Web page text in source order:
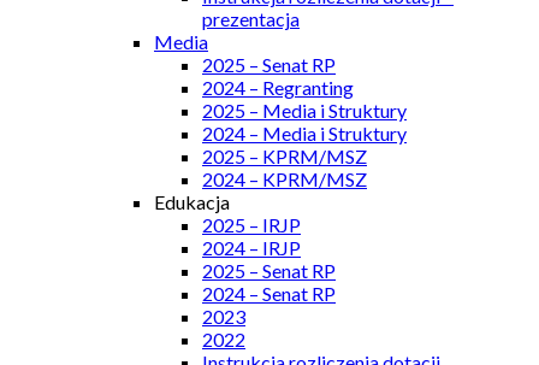
prezentacja
Media
2025 – Senat RP
2024 – Regranting
2025 – Media i Struktury
2024 – Media i Struktury
2025 – KPRM/MSZ
2024 – KPRM/MSZ
Edukacja
2025 – IRJP
2024 – IRJP
2025 – Senat RP
2024 – Senat RP
2023
2022